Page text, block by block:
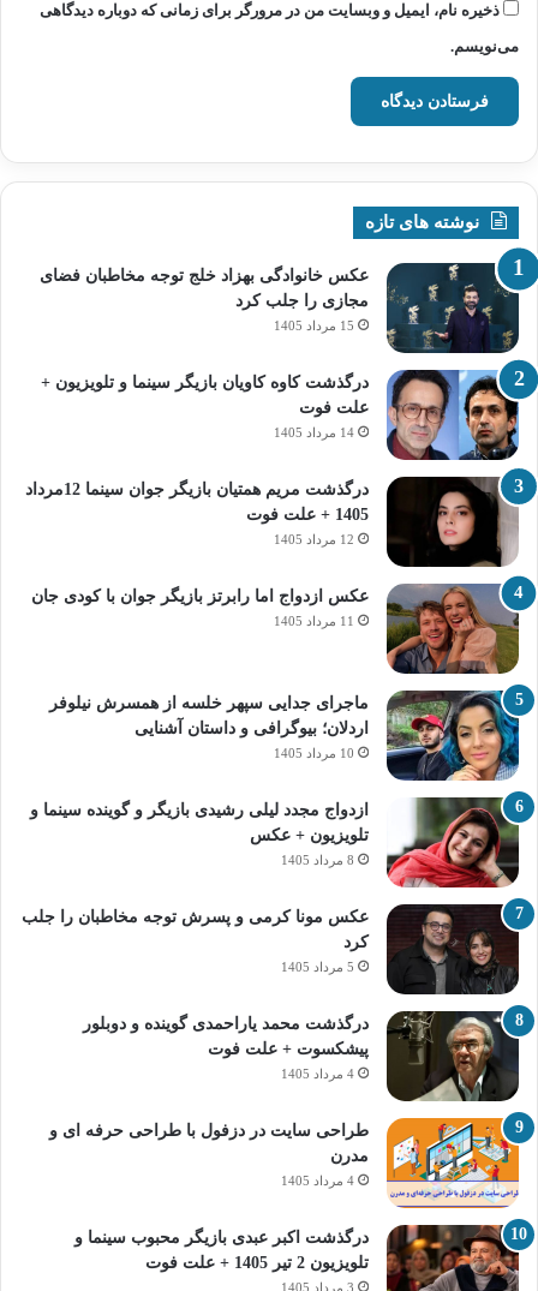
ذخیره نام، ایمیل و وبسایت من در مرورگر برای زمانی که دوباره دیدگاهی
می‌نویسم.
نوشته های تازه
عکس خانوادگی بهزاد خلج توجه مخاطبان فضای
مجازی را جلب کرد
15 مرداد 1405
درگذشت کاوه کاویان بازیگر سینما و تلویزیون +
علت فوت
14 مرداد 1405
درگذشت مریم همتیان بازیگر جوان سینما 12مرداد
1405 + علت فوت
12 مرداد 1405
عکس ازدواج اما رابرتز بازیگر جوان با کودی جان
11 مرداد 1405
ماجرای جدایی سپهر خلسه از همسرش نیلوفر
اردلان؛ بیوگرافی و داستان آشنایی
10 مرداد 1405
ازدواج مجدد لیلی رشیدی بازیگر و گوینده سینما و
تلویزیون + عکس
8 مرداد 1405
عکس مونا کرمی و پسرش توجه مخاطبان را جلب
کرد
5 مرداد 1405
درگذشت محمد یاراحمدی گوینده و دوبلور
پیشکسوت + علت فوت
4 مرداد 1405
طراحی سایت در دزفول با طراحی حرفه‌ ای و
مدرن
4 مرداد 1405
درگذشت اکبر عبدی بازیگر محبوب سینما و
تلویزیون 2 تیر 1405 + علت فوت
3 مرداد 1405